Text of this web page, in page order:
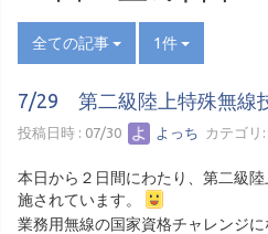
全ての記事 1件
7/29 第二級陸上特殊無線
投稿日時 : 07/30 よっち カテゴリ:
本日から２日間にわたり、第二級
施されています。
業務用無線の国家資格チャレンジ